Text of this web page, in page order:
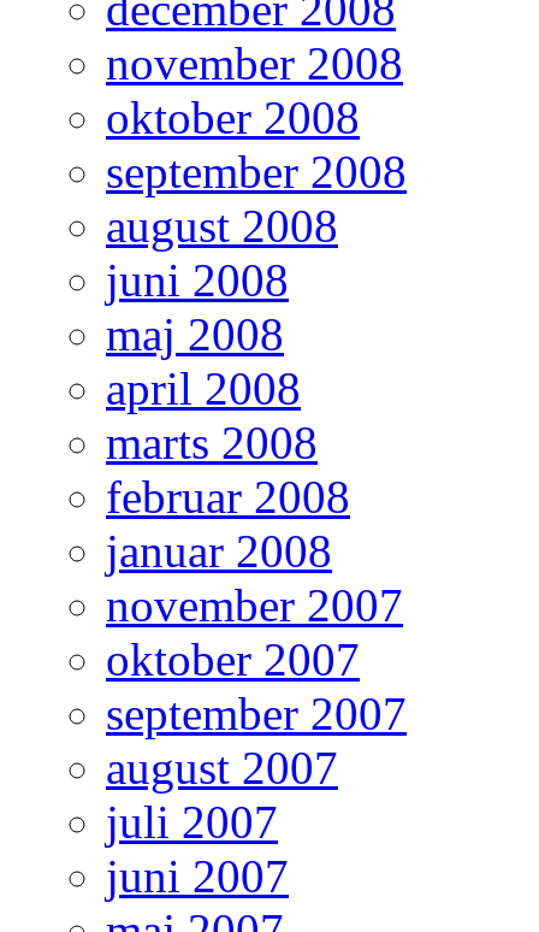
november 2008
oktober 2008
september 2008
august 2008
juni 2008
maj 2008
april 2008
marts 2008
februar 2008
januar 2008
november 2007
oktober 2007
september 2007
august 2007
juli 2007
juni 2007